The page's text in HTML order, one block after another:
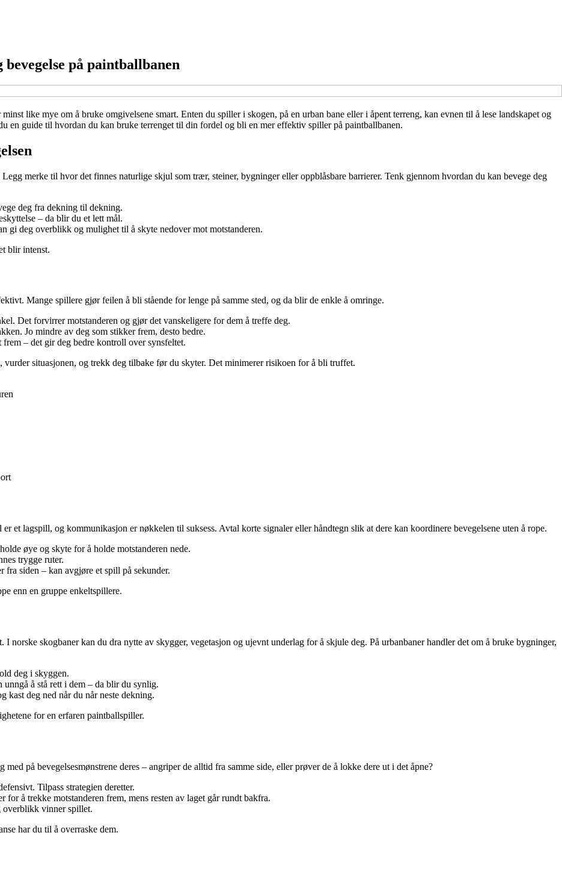
på paintballbanen
like mye om å bruke omgivelsene smart. Enten du spiller i skogen, på en urban bane eller i åpent terreng, kan evnen til å lese landskapet og
en guide til hvordan du kan bruke terrenget til din fordel og bli en mer effektiv spiller på paintballbanen.
merke til hvor det finnes naturlige skjul som trær, steiner, bygninger eller oppblåsbare barrierer. Tenk gjennom hvordan du kan bevege deg
deg fra dekning til dekning.
– da blir du et lett mål.
gi deg overblikk og mulighet til å skyte nedover mot motstanderen.
blir intenst.
Mange spillere gjør feilen å bli stående for lenge på samme sted, og da blir de enkle å omringe.
Det forvirrer motstanderen og gjør det vanskeligere for dem å treffe deg.
Jo mindre av deg som stikker frem, desto bedre.
– det gir deg bedre kontroll over synsfeltet.
situasjonen, og trekk deg tilbake før du skyter. Det minimerer risikoen for å bli truffet.
et lagspill, og kommunikasjon er nøkkelen til suksess. Avtal korte signaler eller håndtegn slik at dere kan koordinere bevegelsene uten å rope.
øye og skyte for å holde motstanderen nede.
trygge ruter.
fra siden – kan avgjøre et spill på sekunder.
enn en gruppe enkeltspillere.
norske skogbaner kan du dra nytte av skygger, vegetasjon og ujevnt underlag for å skjule deg. På urbanbaner handler det om å bruke bygninger,
deg i skyggen.
å stå rett i dem – da blir du synlig.
kast deg ned når du når neste dekning.
for en erfaren paintballspiller.
på bevegelsesmønstrene deres – angriper de alltid fra samme side, eller prøver de å lokke dere ut i det åpne?
Tilpass strategien deretter.
for å trekke motstanderen frem, mens resten av laget går rundt bakfra.
overblikk vinner spillet.
har du til å overraske dem.